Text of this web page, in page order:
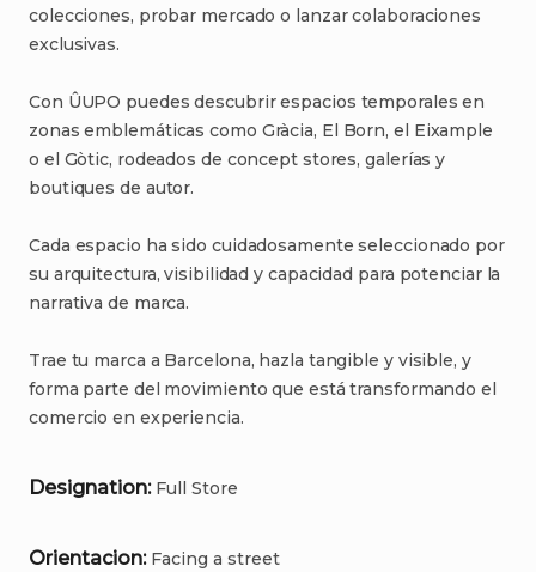
colecciones​,​ probar mercado o lanzar colaboraciones
exclusivas.
Con ÛUPO puedes descubrir espacios temporales en
zonas emblemáticas como Gràcia​,​ El Born​,​ el Eixample
o el Gòtic​,​ rodeados de concept stores​,​ galerías y
boutiques de autor.
Cada espacio ha sido cuidadosamente seleccionado por
su arquitectura​,​ visibilidad y capacidad para potenciar la
narrativa de marca.
Trae tu marca a Barcelona​,​ hazla tangible y visible​,​ y
forma parte del movimiento que está transformando el
comercio en experiencia.
Designation: Full Store
Orientacion: Facing a street